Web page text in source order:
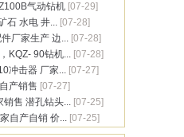
气动钻机 [07-29]
石 水电 井... [07-28]
厂家生产 边... [07-28]
KQZ- 90钻机... [07-28]
冲击器 厂家... [07-27]
产销售 [07-27]
销售 潜孔钻头... [07-25]
自产自销 价... [07-25]